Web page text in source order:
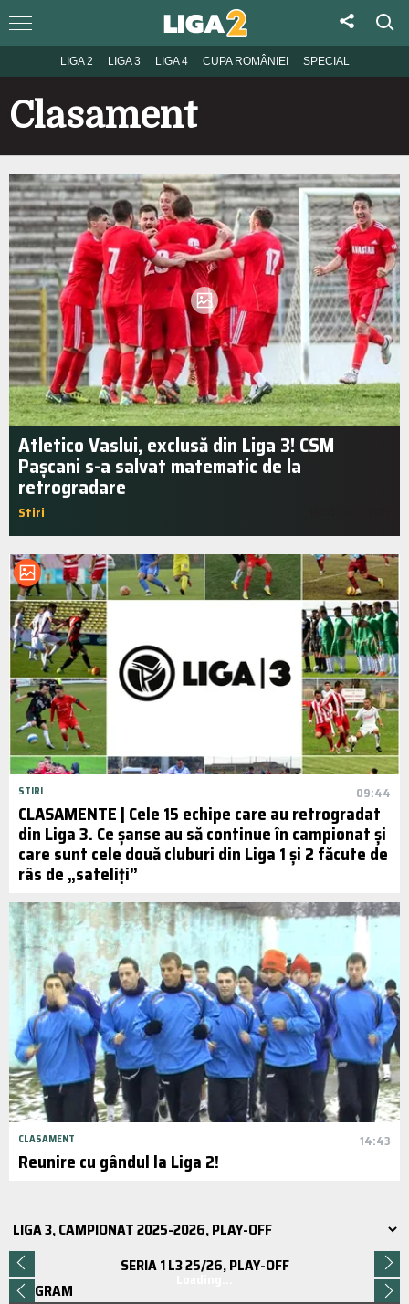
LIGA 2 LIGA 3 LIGA 4 CUPA ROMÂNIEI SPECIAL
Clasament
Atletico Vaslui, exclusă din Liga 3! CSM
Pașcani s-a salvat matematic de la
retrogradare
Stiri
STIRI 09:44
CLASAMENTE | Cele 15 echipe care au retrogradat
din Liga 3. Ce șanse au să continue în campionat și
care sunt cele două cluburi din Liga 1 și 2 făcute de
râs de „sateliți”
CLASAMENT 14:43
Reunire cu gândul la Liga 2!
SERIA 1 L3 25/26, PLAY-OFF
PROGRAM